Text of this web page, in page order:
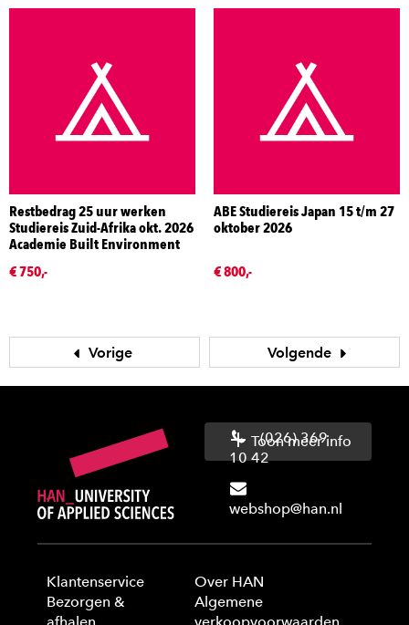
Restbedrag 25 uur werken
Studiereis Zuid-Afrika okt. 2026
Academie Built Environment
€ 750,-
ABE Studiereis Japan 15 t/m 27
oktober 2026
€ 800,-
Vorige Volgende
(026) 369
10 42
webshop@han.nl
Toon meer info
Klantenservice
Bezorgen &
Over HAN
Algemene